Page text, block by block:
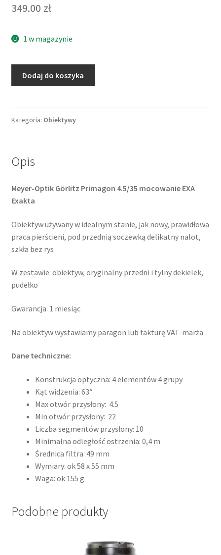
349.00 zł
1 w magazynie
Primagon
/
EXA
Dodaj do koszyka
Kategoria: Obiektywy
Opis
Meyer-Optik Görlitz Primagon 4.5/35 mocowanie EXA
Exakta
Obiektyw używany w idealnym stanie, jak nowy, prawidłowa
praca pierścieni, pod przednią soczewką delikatny nalot,
szkła bez rys
W zestawie: obiektyw, oryginalny przedni i tylny dekielek,
pudełko
Gwarancja: 1 miesiąc
Na obiektyw wystawiamy paragon lub fakturę VAT-marża
Dane techniczne:
Konstrukcja optyczna: 4 elementów 4 grupy
Kąt widzenia: 63°
Max otwór przysłony: 4.5
Min otwór przysłony: 22
Liczba segmentów przysłony: 10
Minimalna odległość ostrzenia: 0,4 m
Średnica filtra: 49 mm
Wymiary: ok 58 x 55 mm
Waga: ok 155 g
Podobne produkty